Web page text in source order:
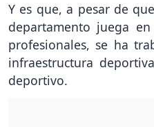
Y es que, a pesar de
departamento juega
profesionales, se ha
infraestructura
deportivo.